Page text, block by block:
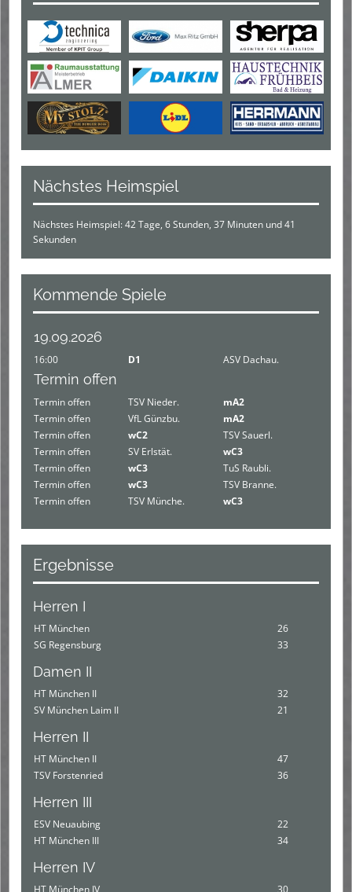
Nächstes Heimspiel
Nächstes Heimspiel: 42 Tage, 6 Stunden, 37 Minuten und 41
Sekunden
Kommende Spiele
19.09.2026
16:00 D1 ASV Dachau.
Termin offen
Termin offen TSV Nieder.
mA2
Termin offen
VfL Günzbu.
mA2
Termin offen
wC2
TSV Sauerl.
Termin offen
SV Erlstät.
wC3
Termin offen
wC3
TuS Raubli.
Termin offen
wC3
TSV Branne.
Termin offen
TSV Münche. wC3
Ergebnisse
Herren I
HT München
26
SG Regensburg
33
Damen II
HT München II
32
SV München Laim II
21
Herren II
HT München II
47
TSV Forstenried
36
Herren III
ESV Neuaubing
22
HT München III
34
Herren IV
HT München IV 30